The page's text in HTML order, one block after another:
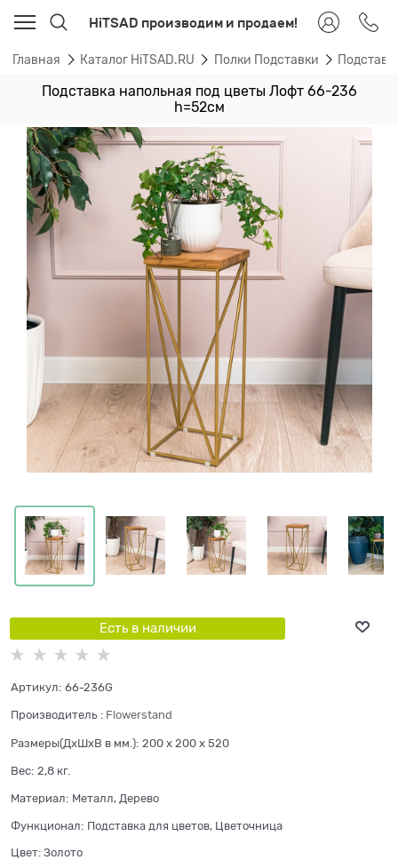
HiTSAD производим и продаем!
Главная Каталог HiTSAD.RU Полки Подставки
Подставка напольная под цветы Лофт 66-236
h=52см
Есть в наличии
Артикул: 66-236G
Производитель : Flowerstand
Размеры(ДхШхВ в мм.): 200 x 200 x 520
Вес: 2,8 кг.
Материал: Металл, Дерево
Функционал: Подставка для цветов, Цветочница
Цвет: Золото